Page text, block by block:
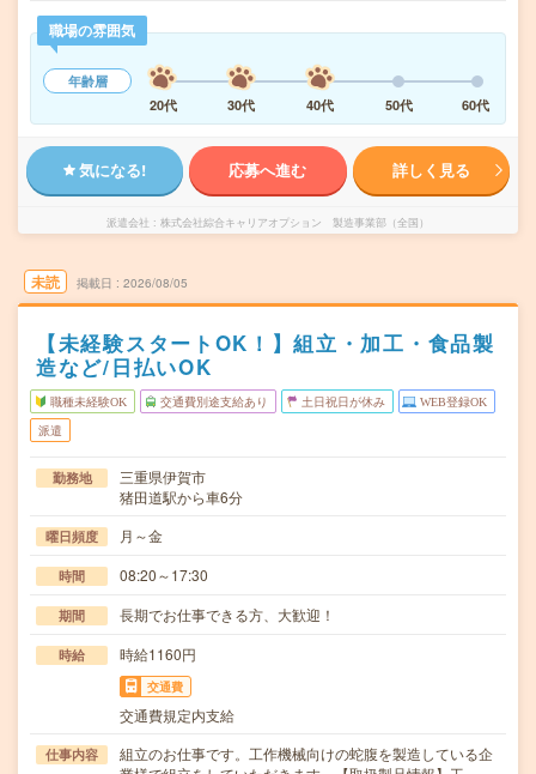
職場の雰囲気
年齢層
20代
30代 40代 50代 60代
気になる! 応募へ進む 詳しく見る
派遣会社 株式会社綜合キャリアオプション 製造事業部（全国）
未読 掲載日 2026/08/05
【未経験スタートOK！】組立・加工・食品製
造など/日払いOK
職種未経験OK 交通費別途支給あり 土日祝日が休み WEB登録OK
派遣
勤務地
三重県伊賀市
猪田道駅から車6分
曜日頻度 月～金
時間 08:20～17:30
期間 長期でお仕事できる方、大歓迎！
時給 時給1160円
交通費
交通費規定内支給
仕事内容
組立のお仕事です。工作機械向けの蛇腹を製造している企